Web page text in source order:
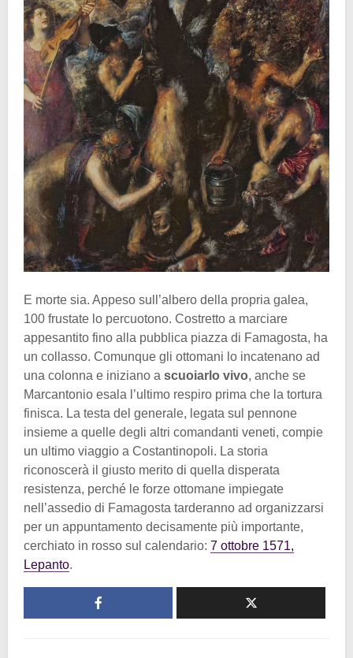
E morte sia. Appeso sull’albero della propria galea,
100 frustate lo percuotono. Costretto a marciare
appesantito fino alla pubblica piazza di Famagosta, ha
un collasso. Comunque gli ottomani lo incatenano ad
una colonna e iniziano a scuoiarlo vivo, anche se
Marcantonio esala l’ultimo respiro prima che la tortura
finisca. La testa del generale, legata sul pennone
insieme a quelle degli altri comandanti veneti, compie
un ultimo viaggio a Costantinopoli. La storia
riconoscerà il giusto merito di quella disperata
resistenza, perché le forze ottomane impiegate
nell’assedio di Famagosta tarderanno ad organizzarsi
per un appuntamento decisamente più importante,
cerchiato in rosso sul calendario: 7 ottobre 1571,
Lepanto.